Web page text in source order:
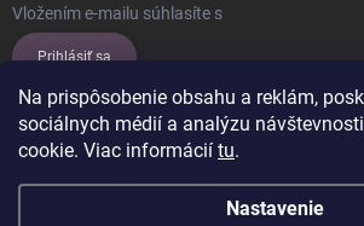
Na prispôsobenie obsahu a reklám,
sociálnych médií a analýzu
cookie. Viac informácií tu.
Nastavenie
Vložením e-mailu súhlasíte s
Prihlásiť sa
cookies